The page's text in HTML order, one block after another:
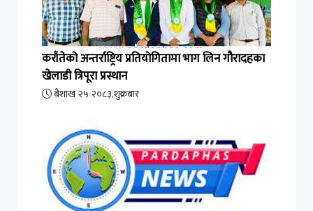
कराँतेको अन्तर्राष्ट्रिय प्रतियोगितामा भाग लिन गौरादहका
खेलाडी त्रिपूरा प्रस्थान
बैशाख २५ २०८३,शुक्रबार